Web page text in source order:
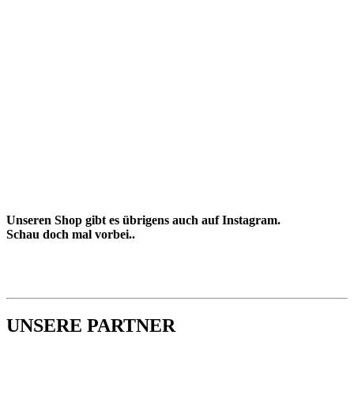
Unseren Shop gibt es übrigens auch auf Instagram.
Schau doch mal vorbei..
UNSERE PARTNER